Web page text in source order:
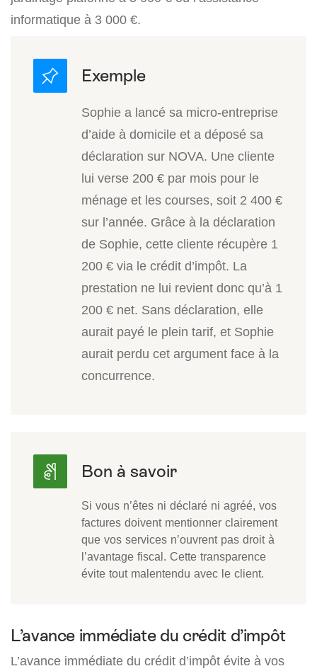
informatique à 3 000 €.
Sophie a lancé sa micro-entreprise
d’aide à domicile et a déposé sa
déclaration sur NOVA. Une cliente
lui verse 200 € par mois pour le
ménage et les courses, soit 2 400 €
sur l’année. Grâce à la déclaration
de Sophie, cette cliente récupère 1
200 € via le crédit d’impôt. La
prestation ne lui revient donc qu’à 1
200 € net. Sans déclaration, elle
aurait payé le plein tarif, et Sophie
aurait perdu cet argument face à la
concurrence.
Si vous n’êtes ni déclaré ni agréé, vos
factures doivent mentionner clairement
que vos services n’ouvrent pas droit à
l’avantage fiscal. Cette transparence
évite tout malentendu avec le client.
L’avance immédiate du crédit d’impôt
L’avance immédiate du crédit d’impôt évite à vos